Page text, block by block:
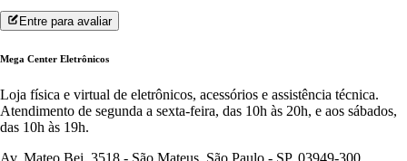
Entre para avaliar
Mega Center Eletrônicos
Loja física e virtual de eletrônicos, acessórios e assistência técnica.
Atendimento de segunda a sexta-feira, das 10h às 20h, e aos sábados,
das 10h às 19h.